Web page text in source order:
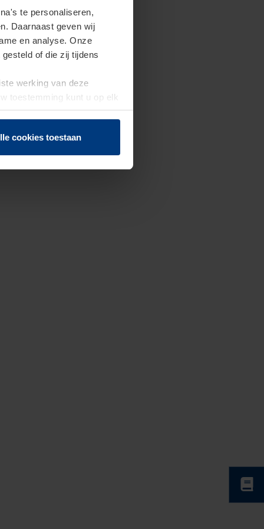
te personaliseren,
Daarnaast geven wij
en analyse. Onze
of die zij tijdens
werking van deze
toestemming kunt u op elk
herroepen.
cookies toestaan